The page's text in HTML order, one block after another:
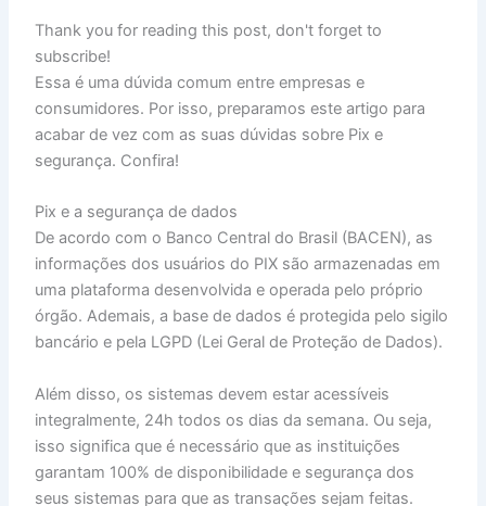
Thank you for reading this post, don't forget to
subscribe!
Essa é uma dúvida comum entre empresas e
consumidores. Por isso, preparamos este artigo para
acabar de vez com as suas dúvidas sobre Pix e
segurança. Confira!
Pix e a segurança de dados
De acordo com o Banco Central do Brasil (BACEN), as
informações dos usuários do PIX são armazenadas em
uma plataforma desenvolvida e operada pelo próprio
órgão. Ademais, a base de dados é protegida pelo sigilo
bancário e pela LGPD (Lei Geral de Proteção de Dados).
Além disso, os sistemas devem estar acessíveis
integralmente, 24h todos os dias da semana. Ou seja,
isso significa que é necessário que as instituições
garantam 100% de disponibilidade e segurança dos
seus sistemas para que as transações sejam feitas.